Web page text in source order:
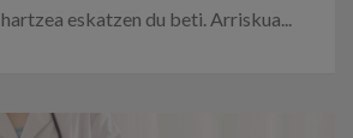
eskatzen du beti. Arriskua...